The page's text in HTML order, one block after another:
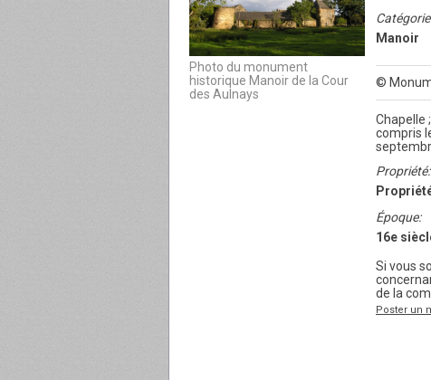
Photo du monument
historique Manoir de la Cour
des Aulnays
Manoir
©
Chapelle
compris
Propriété:
Époque:
16e
Si vous
de la
Poster un